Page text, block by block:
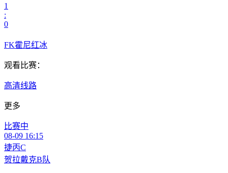
1
:
0
FK霍尼红冰
观看比赛：
高清线路
更多
比赛中
08-09 16:15
捷丙C
贺拉戴克B队